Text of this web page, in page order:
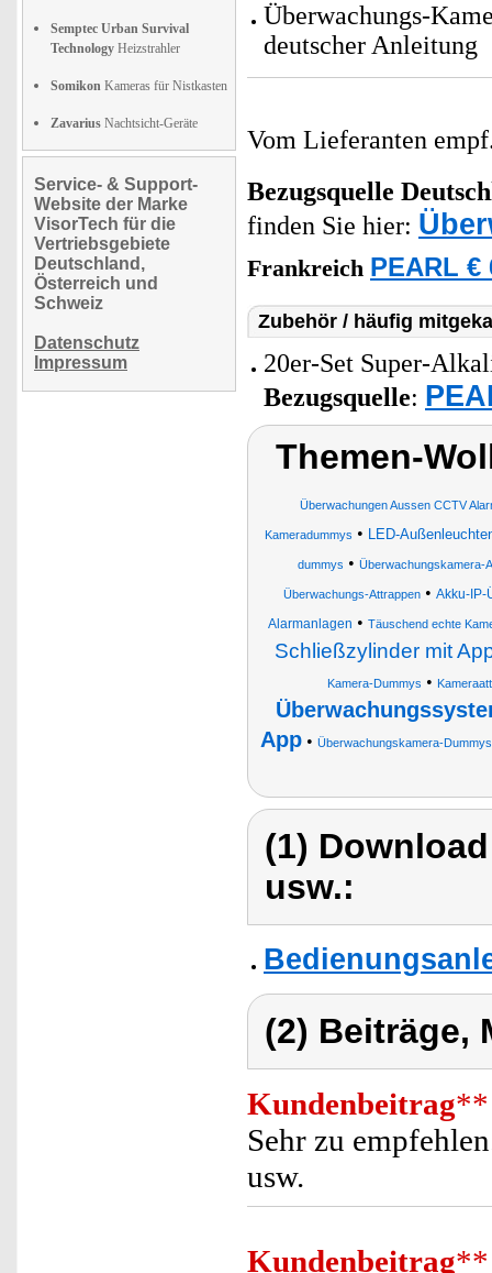
Semptec Urban Survival
Technology Heizstrahler
Somikon Kameras für Nistkasten
Zavarius Nachtsicht-Geräte
Service- & Support-
Website der Marke
VisorTech für die
Vertriebsgebiete
Deutschland,
Österreich und
Schweiz
Datenschutz
Impressum
Überwachungs-
deutscher Anleitung
Vom Lieferanten
Bezugsquelle
finden Sie hier:
Frankreich PEARL €
Zubehör / häufig
20er-Set Super-
Bezugsquelle:
Themen-
Überwachungen Aussen CCTV
Kameradummys • LED-
dummys • Überwachungskamera-
Überwachungs-Attrappen • Akku-IP-
Alarmanlagen • Täuschend echte
Schließzylinder mit
Kamera-Dummys •
App• Überwachungskamera-Dummys
(1)
usw.:
(2) Beiträge,
Kundenbeitrag**
Sehr zu
usw.
Kundenbeitrag**